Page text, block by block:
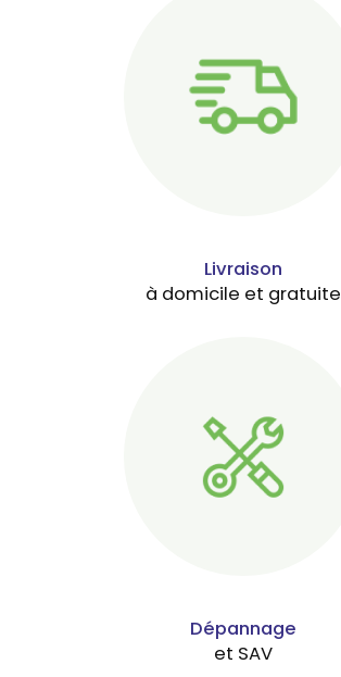
Livraison
à domicile et gratuite
Dépannage
et SAV